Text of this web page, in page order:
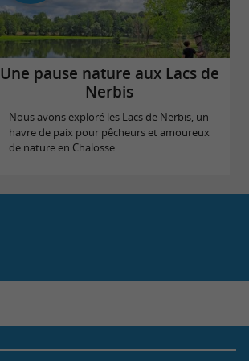
Une pause nature aux Lacs de
Nerbis
Nous avons exploré les Lacs de Nerbis, un
havre de paix pour pêcheurs et amoureux
de nature en Chalosse. ...